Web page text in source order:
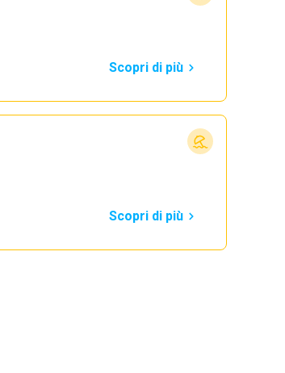
Scopri di più
Scopri di più